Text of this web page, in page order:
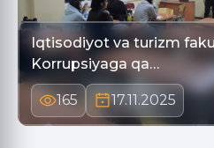
Iqtisodiyot va turizm
Korrupsiyaga qa…
165 17.11.2025